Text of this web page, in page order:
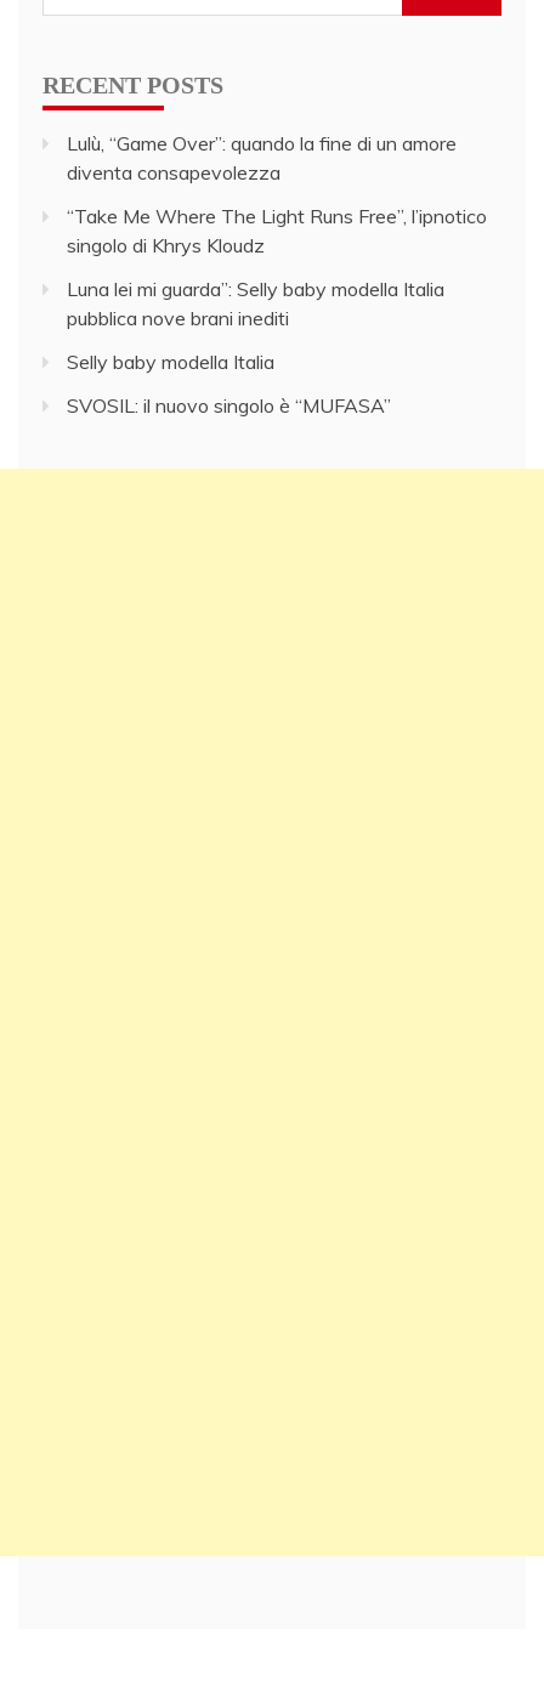
for:
RECENT POSTS
Lulù, “Game Over”: quando la fine di un amore
diventa consapevolezza
“Take Me Where The Light Runs Free”, l’ipnotico
singolo di Khrys Kloudz
Luna lei mi guarda”: Selly baby modella Italia
pubblica nove brani inediti
Selly baby modella Italia
SVOSIL: il nuovo singolo è “MUFASA”